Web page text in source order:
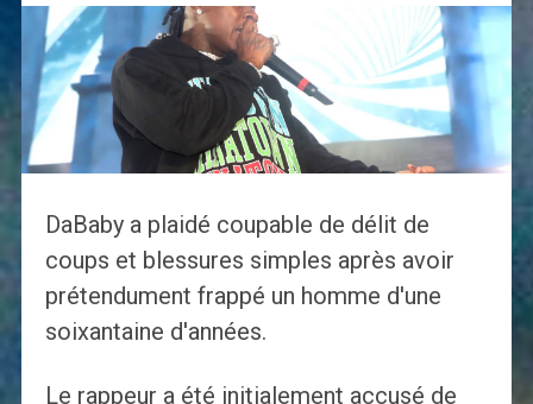
DaBaby a plaidé coupable de délit de
coups et blessures simples après avoir
prétendument frappé un homme d'une
soixantaine d'années.
Le rappeur a été initialement accusé de